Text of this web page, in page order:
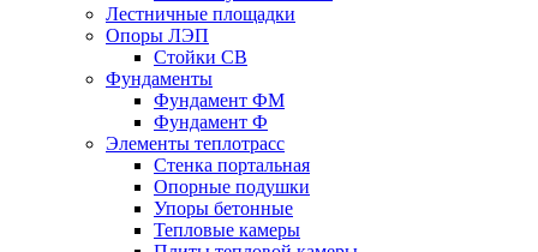
Лестничные площадки
Опоры ЛЭП
Стойки СВ
Фундаменты
Фyндамент ФМ
Фyндамент Ф
Элементы теплотрасс
Стенка портальная
Опорные подушки
Упоры бетонные
Тепловые камеры